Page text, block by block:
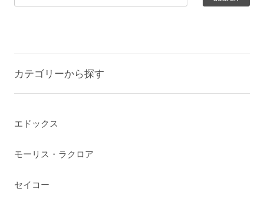
カテゴリーから探す
エドックス
モーリス・ラクロア
セイコー